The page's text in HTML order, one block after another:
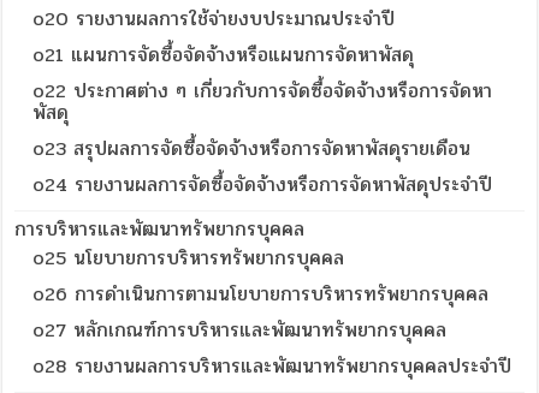
o20 รายงานผลการใช้จ่ายงบประมาณประจำปี
o21 แผนการจัดซื้อจัดจ้างหรือแผนการจัดหาพัสดุ
o22 ประกาศต่าง ๆ เกี่ยวกับการจัดซื้อจัดจ้างหรือการจัดหา
พัสดุ
o23 สรุปผลการจัดซื้อจัดจ้างหรือการจัดหาพัสดุรายเดือน
o24 รายงานผลการจัดซื้อจัดจ้างหรือการจัดหาพัสดุประจำปี
การบริหารและพัฒนาทรัพยากรบุคคล
o25 นโยบายการบริหารทรัพยากรบุคคล
o26 การดำเนินการตามนโยบายการบริหารทรัพยากรบุคคล
o27 หลักเกณฑ์การบริหารและพัฒนาทรัพยากรบุคคล
o28 รายงานผลการบริหารและพัฒนาทรัพยากรบุคคลประจำปี